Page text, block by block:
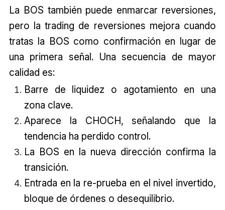
La BOS también puede enmarcar reversiones,
pero la trading de reversiones mejora cuando
tratas la BOS como confirmación en lugar de
una primera señal. Una secuencia de mayor
calidad es:
Barre de liquidez o agotamiento en una
zona clave.
Aparece la CHOCH, señalando que la
tendencia ha perdido control.
La BOS en la nueva dirección confirma la
transición.
Entrada en la re-prueba en el nivel invertido,
bloque de órdenes o desequilibrio.